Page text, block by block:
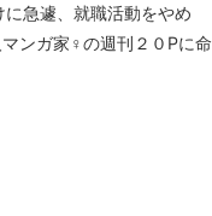
急遽、就職活動をやめ
ンガ家♀の週刊２０Pに命